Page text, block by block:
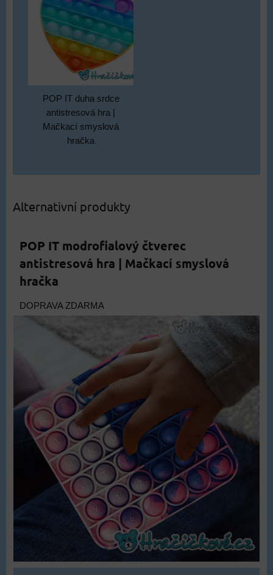
POP IT duha srdce
antistresová hra |
Mačkací smyslová
hračka
Alternativní produkty
POP IT modrofialový čtverec
antistresová hra | Mačkací smyslová
hračka
DOPRAVA ZDARMA